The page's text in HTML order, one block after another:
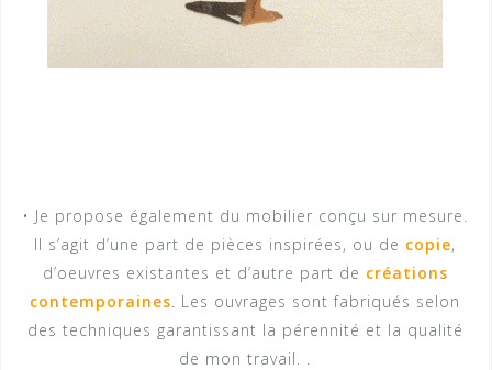
• Je propose également du mobilier conçu sur mesure.
Il s’agit d’une part de pièces inspirées, ou de copie,
d’oeuvres existantes et d’autre part de créations
contemporaines. Les ouvrages sont fabriqués selon
des techniques garantissant la pérennité et la qualité
de mon travail. .